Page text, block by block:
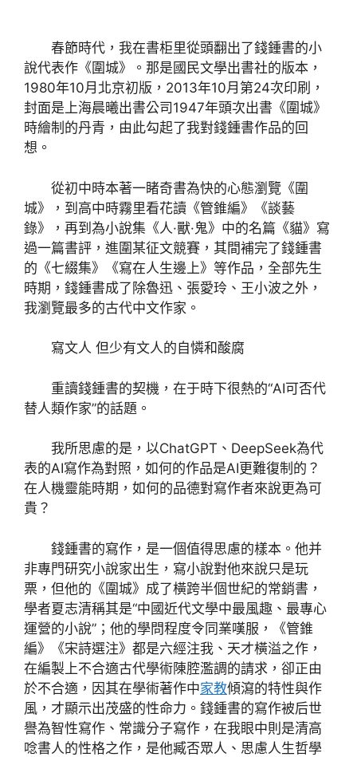
春節時代，我在書柜里從頭翻出了錢鍾書的小
說代表作《圍城》。那是國民文學出書社的版本，
1980年10月北京初版，2013年10月第24次印刷，
封面是上海晨曦出書公司1947年頭次出書《圍城》
時繪制的丹青，由此勾起了我對錢鍾書作品的回
想。
從初中時本著一睹奇書為快的心態瀏覽《圍
城》，到高中時霧里看花讀《管錐編》《談藝
錄》，再到為小說集《人·獸·鬼》中的名篇《貓》寫
過一篇書評，進圍某征文競賽，其間補完了錢鍾書
的《七綴集》《寫在人生邊上》等作品，全部先生
時期，錢鍾書成了除魯迅、張愛玲、王小波之外，
我瀏覽最多的古代中文作家。
寫文人 但少有文人的自憐和酸腐
重讀錢鍾書的契機，在于時下很熱的“AI可否代
替人類作家”的話題。
我所思慮的是，以ChatGPT、DeepSeek為代
表的AI寫作為對照，如何的作品是AI更難復制的？
在人機靈能時期，如何的品德對寫作者來說更為可
貴？
錢鍾書的寫作，是一個值得思慮的樣本。他并
非專門研究小說家出生，寫小說對他來說只是玩
票，但他的《圍城》成了橫跨半個世紀的常銷書，
學者夏志清稱其是“中國近代文學中最風趣、最專心
運營的小說”；他的學問程度令同業嘆服，《管錐
編》《宋詩選注》都是六經注我、天才橫溢之作，
在編製上不合適古代學術陳腔濫調的請求，卻正由
於不合適，因其在學術著作中家教傾瀉的特性與作
風，才顯示出茂盛的性命力。錢鍾書的寫作被后世
譽為智性寫作、常識分子寫作，在我眼中則是清高
唸書人的性格之作，是他臧否眾人、思慮人生哲學